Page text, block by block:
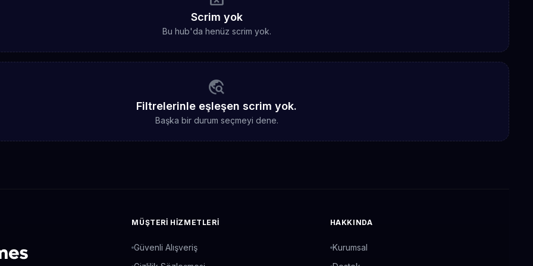
Scrim yok
Bu hub'da henüz scrim yok.
travel_explore
Filtrelerinle eşleşen scrim yok.
Başka bir durum seçmeyi dene.
MÜŞTERI HIZMETLERI
Güvenli Alışveriş
HAKKINDA
Kurumsal